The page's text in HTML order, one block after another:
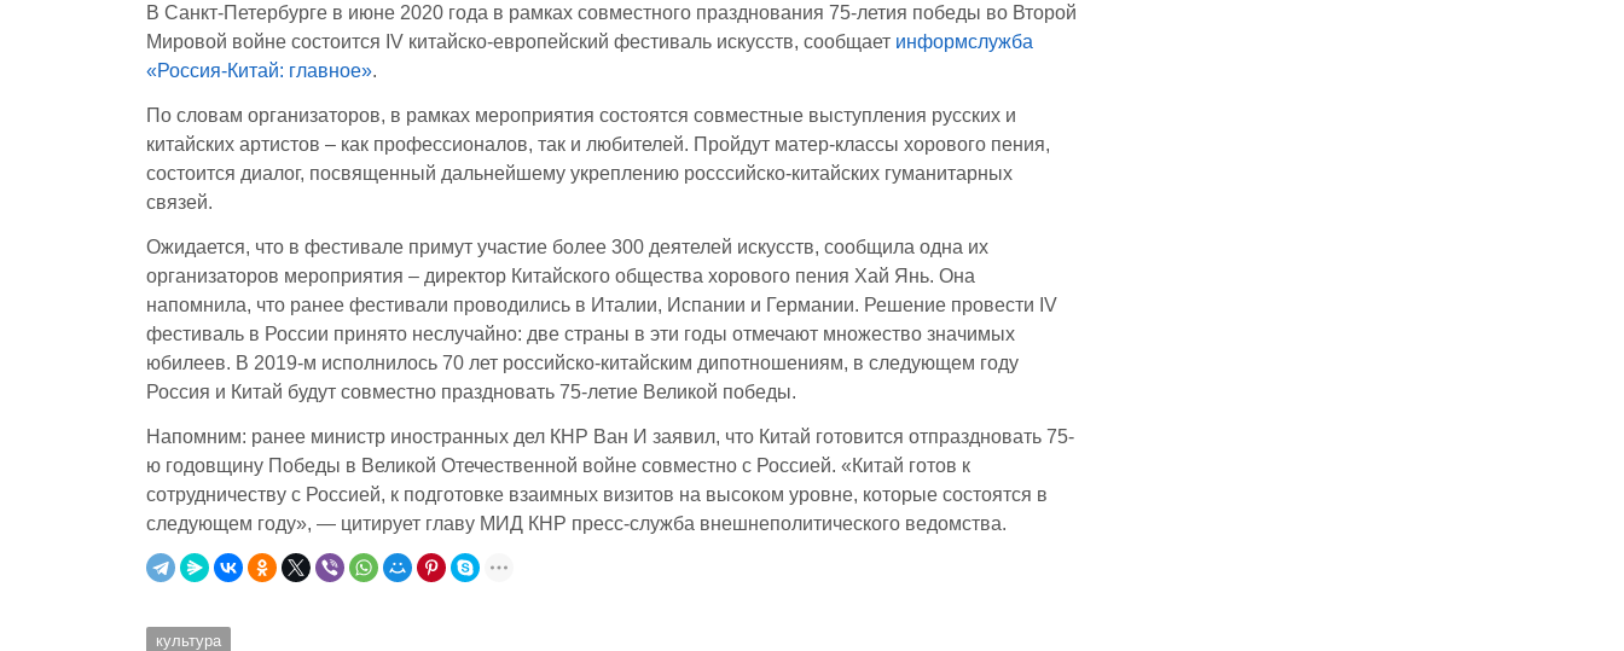
В Санкт-Петербурге в июне 2020 года в рамках совместного празднования 75-летия победы во Второй
Мировой войне состоится IV китайско-европейский фестиваль искусств, сообщает информслужба
«Россия-Китай: главное».
По словам организаторов, в рамках мероприятия состоятся совместные выступления русских и
китайских артистов – как профессионалов, так и любителей. Пройдут матер-классы хорового пения,
состоится диалог, посвященный дальнейшему укреплению росссийско-китайских гуманитарных
связей.
Ожидается, что в фестивале примут участие более 300 деятелей искусств, сообщила одна их
организаторов мероприятия – директор Китайского общества хорового пения Хай Янь. Она
напомнила, что ранее фестивали проводились в Италии, Испании и Германии. Решение провести IV
фестиваль в России принято неслучайно: две страны в эти годы отмечают множество значимых
юбилеев. В 2019-м исполнилось 70 лет российско-китайским дипотношениям, в следующем году
Россия и Китай будут совместно праздновать 75-летие Великой победы.
Напомним: ранее министр иностранных дел КНР Ван И заявил, что Китай готовится отпраздновать 75-
ю годовщину Победы в Великой Отечественной войне совместно с Россией. «Китай готов к
сотрудничеству с Россией, к подготовке взаимных визитов на высоком уровне, которые состоятся в
следующем году», — цитирует главу МИД КНР пресс-служба внешнеполитического ведомства.
культура